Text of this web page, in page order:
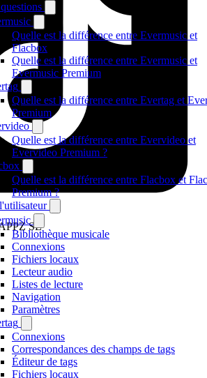
Quelle est la différence entre Evermusic et
Flacbox
Quelle est la différence entre Evermusic et
Evermusic Premium
Quelle est la différence entre Evertag et
Premium
Quelle est la différence entre Evervideo et
Evervideo Premium ?
Quelle est la différence entre Flacbox et
Premium ?
Bibliothèque musicale
Connexions
Fichiers locaux
Lecteur audio
Listes de lecture
Navigation
Paramètres
Connexions
Correspondances des champs de tags
Éditeur de tags
Fichiers locaux
SL